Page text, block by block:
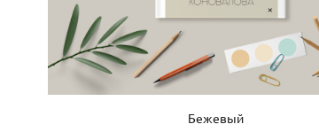
Бежевый